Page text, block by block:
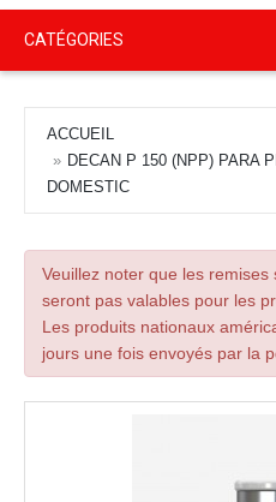
CATÉGORIES
ACCUEIL
DECAN P 150 (NPP) PARA
DOMESTIC
Veuillez noter que les
seront pas valables pour les
Les produits nationaux
jours une fois envoyés par la